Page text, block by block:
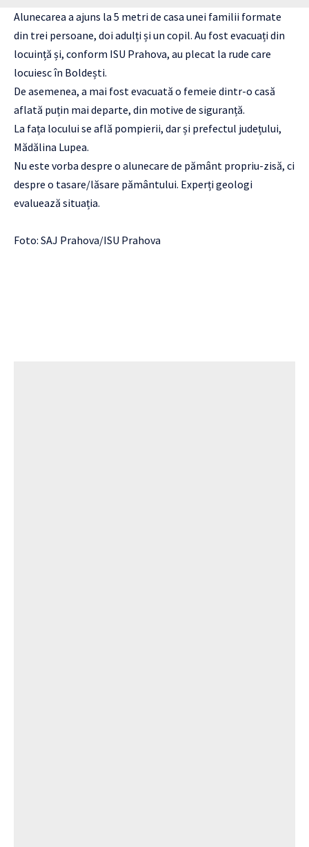
Alunecarea a ajuns la 5 metri de casa unei familii formate
din trei persoane, doi adulți și un copil. Au fost evacuați din
locuință și, conform ISU Prahova, au plecat la rude care
locuiesc în Boldești.
De asemenea, a mai fost evacuată o femeie dintr-o casă
aflată puțin mai departe, din motive de siguranță.
La fața locului se află pompierii, dar și prefectul județului,
Mădălina Lupea.
Nu este vorba despre o alunecare de pământ propriu-zisă, ci
despre o tasare/lăsare pământului. Experți geologi
evaluează situația.
Foto: SAJ Prahova/ISU Prahova